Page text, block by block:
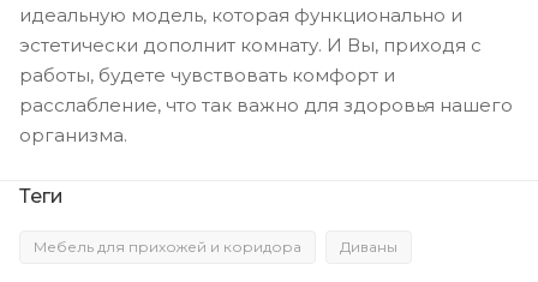
идеальную модель, которая функционально и
эстетически дополнит комнату. И Вы, приходя с
работы, будете чувствовать комфорт и
расслабление, что так важно для здоровья нашего
организма.
Теги
Мебель для прихожей и коридора Диваны